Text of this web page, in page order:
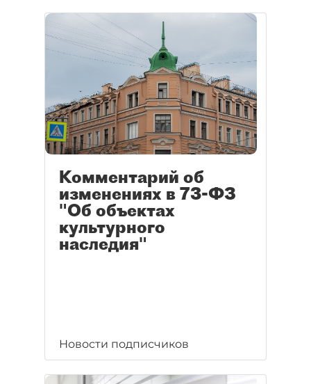
Комментарий об
изменениях в 73-ФЗ
"Об объектах
культурного
наследия"
Новости подписчиков